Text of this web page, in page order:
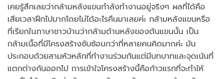
เคยรู้สึกเลยว่ากล้ามหลังแขนกำลังทำงานอยู่จริงๆ ผลที่ได้คือ
เสียเวลาฝึกไปมากโดยไม่ได้อะไรคืนมาเลยค่ะ กล้ามหลังแขนหรือ
ที่เรียกในภาษาชาวบ้านว่ากล้ามด้านหลังของต้นแขนนั้น เป็น
กล้ามเนื้อที่มีโครงสร้างซับซ้อนกว่าที่หลายคนคิดมากค่ะ มัน
ประกอบด้วยสามหัวหลักที่ทำงานร่วมกันแต่มีบทบาทและจุดเน้นที่
แตกต่างกันออกไป การเข้าใจโครงสร้างนี้คือก้าวแรกที่จะทำให้